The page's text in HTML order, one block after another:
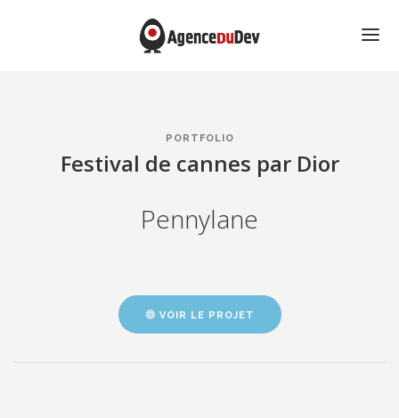
PORTFOLIO
Festival de cannes par Dior
Pennylane
VOIR LE PROJET